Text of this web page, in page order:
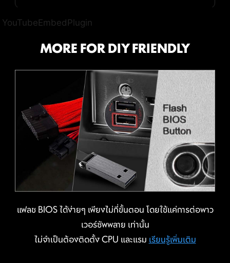
YouTubeEmbedPlugin
MORE FOR DIY FRIENDLY
แฟลช BIOS ได้ง่ายๆ เพียงไม่กี่ขั้นตอน โดยใช้แค่การต่อพาว
เวอร์ซัพพลาย เท่านั้น
ไม่จำเป็นต้องติดตั้ง CPU และแรมเรียนรู้เพิ่มเติม
แจ้งเตือนป้องกันการกระแทก
MSI LIQUID COOLING
HEADER WITH DIFFERENT COLOR
To better differentiate between pin headers for
คุณปรับแต่งและจัดการตั้งค่าพีซีได้ตามต้องการ ยกตัวอย่าง
โดยอิงจากแอปพลิเคชันที่คุณกำลังใช้งาน เพื่อประสิทธิภาพที่
MSI AI Boost offers three-stage NPU overclocking,
allowing users to adjust NPU performance based on